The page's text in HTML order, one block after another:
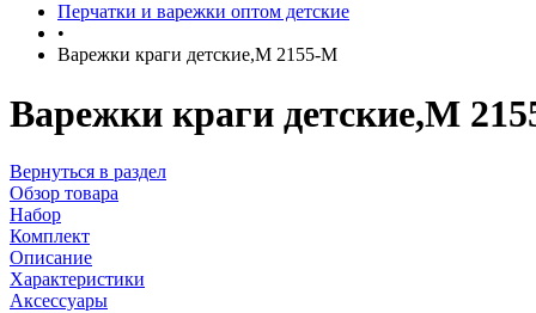
Перчатки и варежки оптом детские
•
Варежки краги детские,M 2155-M
Варежки краги детские,M
Вернуться в раздел
Обзор товара
Набор
Комплект
Описание
Характеристики
Аксессуары